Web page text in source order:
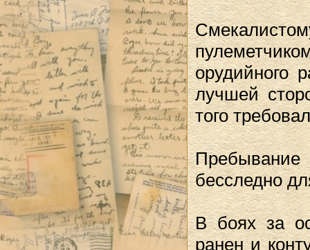
орудийного
лучшей
того
бесследно
В боях за
ранен и